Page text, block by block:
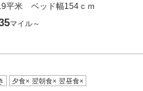
平米 ベッド幅154ｃｍ
マイル～
夕食× 翌朝食× 翌昼食×